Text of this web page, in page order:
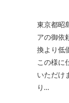
東京都昭島市のお客様よりダッシュボードリペ
アの御依
換より低
この様に
いただけ
り…